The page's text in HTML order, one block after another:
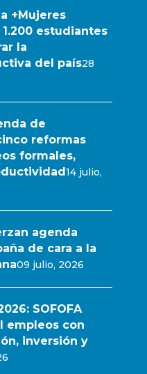
+Mujeres
estudiantes
la
del país28
de
reformas
formales,
14 julio,
agenda
de cara a la
09 julio, 2026
SOFOFA
empleos con
inversión y